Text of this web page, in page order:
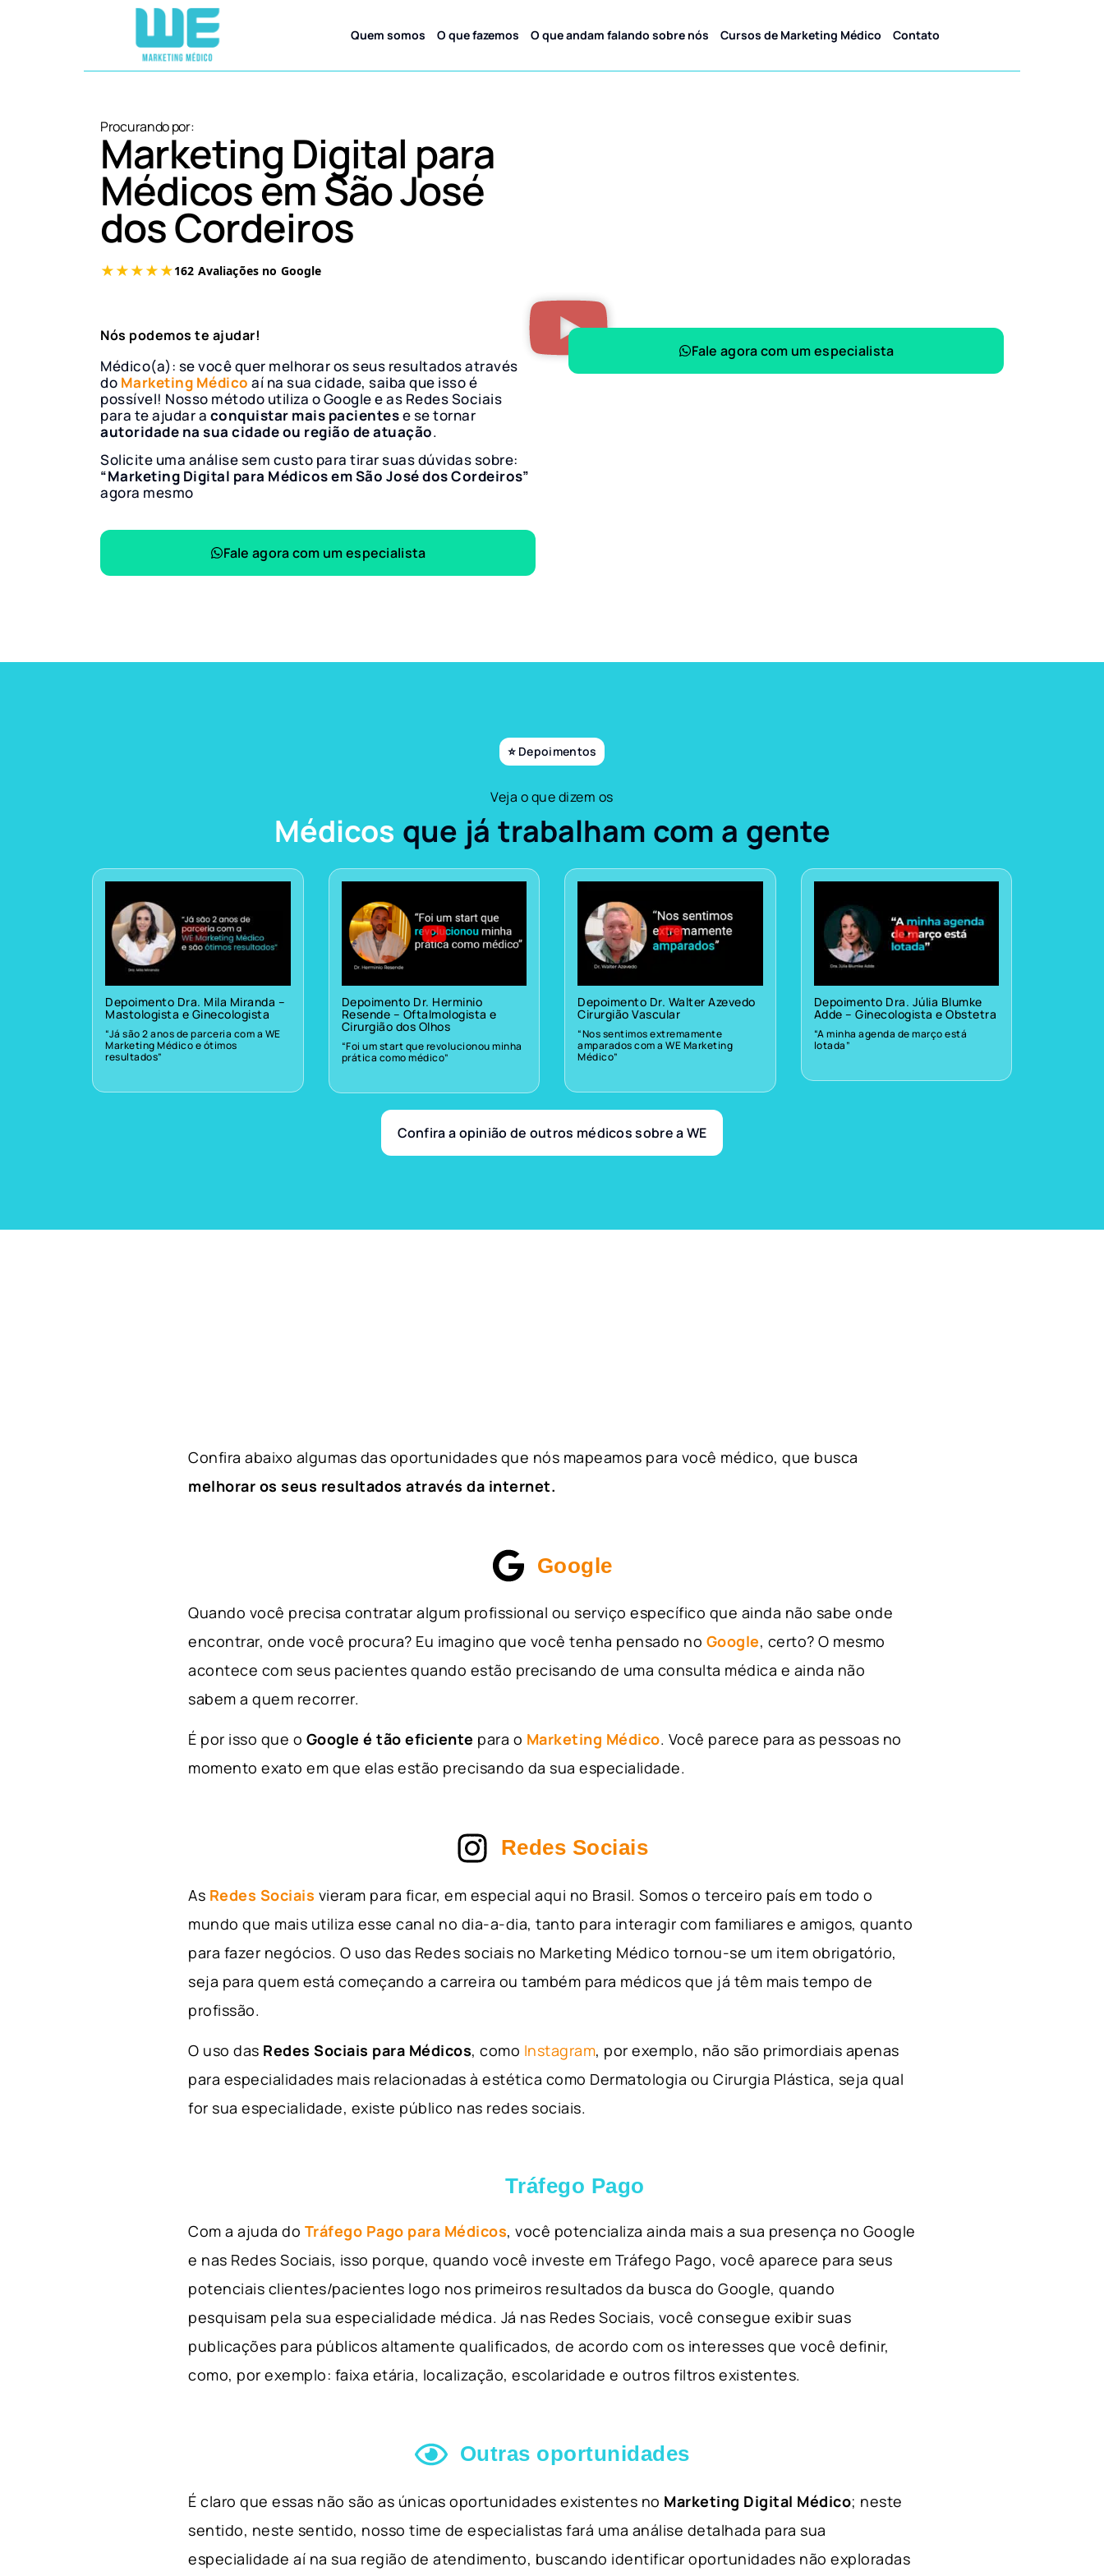
Quem somos O que fazemos O que andam falando sobre nós Cursos de Marketing Médico Contato
Procurando por:
Marketing Digital para
Médicos em São José
dos Cordeiros
Nós podemos te ajudar!
Médico(a): se você quer melhorar os seus resultados através
do Marketing Médico aí na sua cidade, saiba que isso é
possível! Nosso método utiliza o Google e as Redes Sociais
para te ajudar a conquistar mais pacientese se tornar
autoridade na sua cidade ou região de atuação.
Solicite uma análise sem custo para tirar suas dúvidas sobre:
“Marketing Digital para Médicos em São José dos Cordeiros”
agora mesmo
Fale agora com um especialista
Fale agora com um especialista
⭐ Depoimentos
Veja o que dizem os
Médicos que já trabalham com a gente
Depoimento Dra. Mila Miranda –
Mastologista e Ginecologista
“Já são 2 anos de parceria com a WE
Marketing Médico e ótimos
resultados”
Depoimento Dr. Herminio
Resende – Oftalmologista e
Cirurgião dos Olhos
“Foi um start que revolucionou minha
prática como médico”
Depoimento Dr. Walter Azevedo
Cirurgião Vascular
“Nos sentimos extremamente
amparados com a WE Marketing
Médico”
Depoimento Dra. Júlia Blumke
Adde – Ginecologista e Obstetra
“A minha agenda de março está
lotada”
Confira a opinião de outros médicos sobre a WE
Confira abaixo algumas das oportunidades que nós mapeamos para você médico, que busca
melhorar os seus resultados através da internet.
Google
Quando você precisa contratar algum profissional ou serviço específico que ainda não sabe onde
encontrar, onde você procura? Eu imagino que você tenha pensado no Google, certo? O mesmo
acontece com seus pacientes quando estão precisando de uma consulta médica e ainda não
sabem a quem recorrer.
É por isso que o Google é tão eficiente para o Marketing Médico. Você parece para as pessoas no
momento exato em que elas estão precisando da sua especialidade.
Redes Sociais
As Redes Sociais vieram para ficar, em especial aqui no Brasil. Somos o terceiro país em todo o
mundo que mais utiliza esse canal no dia-a-dia, tanto para interagir com familiares e amigos, quanto
para fazer negócios. O uso das Redes sociais no Marketing Médico tornou-se um item obrigatório,
seja para quem está começando a carreira ou também para médicos que já têm mais tempo de
profissão.
O uso das Redes Sociais para Médicos, como Instagram, por exemplo, não são primordiais apenas
para especialidades mais relacionadas à estética como Dermatologia ou Cirurgia Plástica, seja qual
for sua especialidade, existe público nas redes sociais.
Tráfego Pago
Com a ajuda do Tráfego Pago para Médicos, você potencializa ainda mais a sua presença no Google
e nas Redes Sociais, isso porque, quando você investe em Tráfego Pago, você aparece para seus
potenciais clientes/pacientes logo nos primeiros resultados da busca do Google, quando
pesquisam pela sua especialidade médica. Já nas Redes Sociais, você consegue exibir suas
publicações para públicos altamente qualificados, de acordo com os interesses que você definir,
como, por exemplo: faixa etária, localização, escolaridade e outros filtros existentes.
Outras oportunidades
É claro que essas não são as únicas oportunidades existentes no Marketing Digital Médico; neste
sentido, neste sentido, nosso time de especialistas fará uma análise detalhada para sua
especialidade aí na sua região de atendimento, buscando identificar oportunidades não exploradas